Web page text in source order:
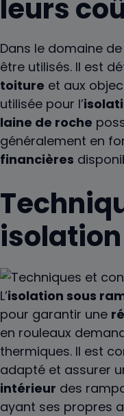
leurs
Dans le domaine
être utilisés. Il est
toiture et aux
utilisée pour l’
laine de roche
généralement en
financières
L’isolation sous
pour garantir une
en rouleaux
thermiques. Il est
adapté et assurer
intérieur des
ayant ses propres